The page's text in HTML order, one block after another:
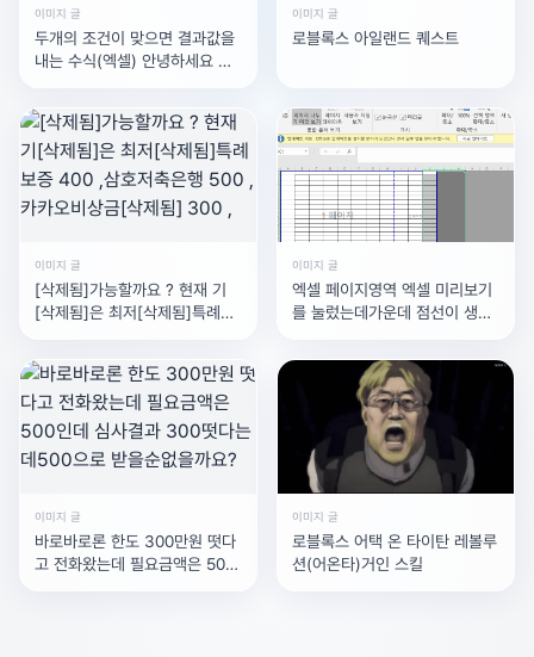
이미지 글
두개의 조건이 맞으면 결과값을
내는 수식(엑셀) 안녕하세요 엑
이미지 글
로블록스 아일랜드 퀘스트
이미지 글
[삭제됨]가능할까요 ? 현재 기
[삭제됨]은 최저[삭제됨]특례보
카오비상금[삭제됨] 300 ,
이미지 글
엑셀 페이지영역 엑셀 미리보기
를 눌렀는데가운데 점선이 생기
이지로 나뉘는데한페이지로 보
고싶으면 어떻게
이미지 글
바로바로론 한도 300만원 떳다
고 전화왔는데 필요금액은 500
이미지 글
로블록스 어택 온 타이탄 레볼루
션(어온타)거인 스킬